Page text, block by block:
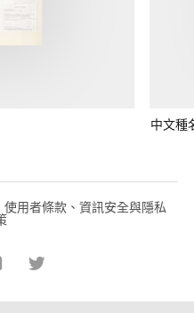
中文種
使用者條款、資訊安全與隱私